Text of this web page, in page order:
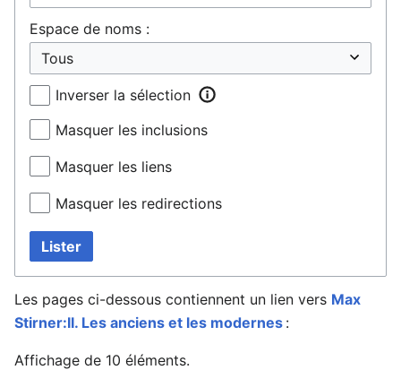
Espace de noms :
Inverser la sélection
Masquer les inclusions
Masquer les liens
Masquer les redirections
Lister
Les pages ci-dessous contiennent un lien vers Max
Stirner:II. Les anciens et les modernes :
Affichage de 10 éléments.